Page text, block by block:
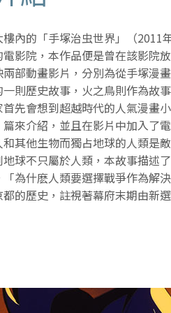
內的「手塚治虫世界」（2011
影院，本作品便是曾在該影院
部動畫影片，分別為從手塚漫
則歷史故事，火之鳥則作為故
先會想到超越時代的人氣漫畫
來介紹，並且在影片中加入了
其他生物而獨占地球的人類是
球不只屬於人類，本故事描述
為什麽人類要選擇戰爭作為解
的歷史，註視著幕府末期由新